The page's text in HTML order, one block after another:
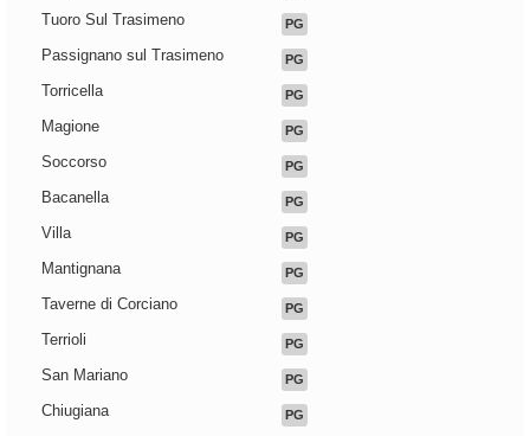
Tuoro Sul Trasimeno PG
Passignano sul Trasimeno PG
Torricella PG
Magione PG
Soccorso PG
Bacanella PG
Villa PG
Mantignana PG
Taverne di Corciano PG
Terrioli PG
San Mariano PG
Chiugiana PG